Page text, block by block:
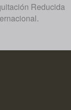
Reducida